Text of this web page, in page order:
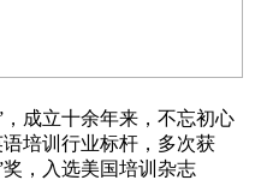
成立十余年来，不忘初心
培训行业标杆，多次获
，入选美国培训杂志